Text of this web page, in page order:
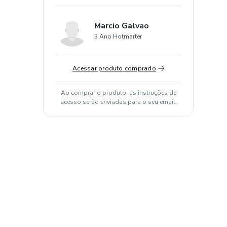
Marcio Galvao
3 Ano Hotmarter
Acessar produto comprado
Ao comprar o produto, as instruções de
acesso serão enviadas para o seu email.